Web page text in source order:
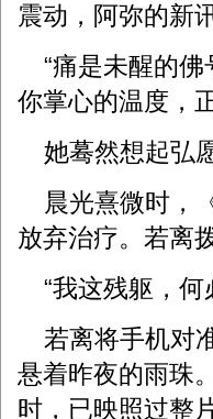
震动，阿弥的新
“痛是未醒的佛
你掌心的温度，
她蓦然想起弘
晨光熹微时，
放弃治疗。若离
“我这残躯，何
若离将手机对
悬着昨夜的雨珠
时，已映照过整